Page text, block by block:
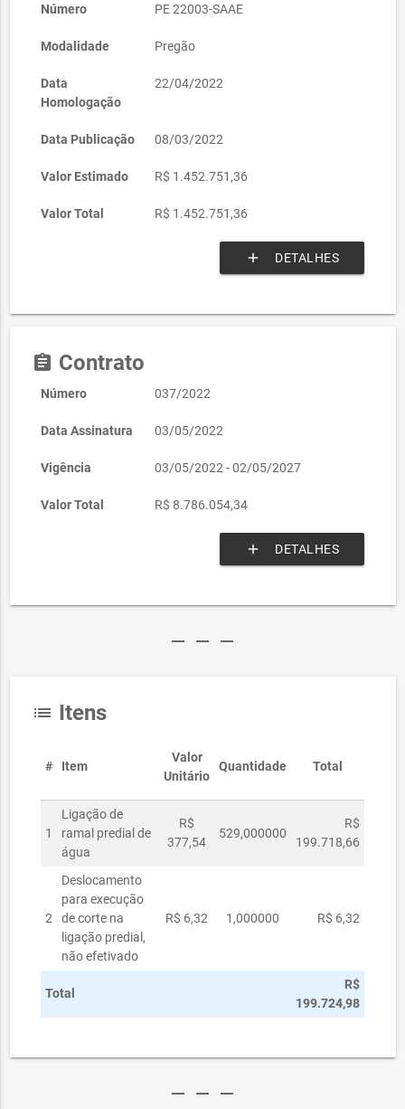
Número PE 22003-SAAE
Modalidade Pregão
Data
Homologação
22/04/2022
Data Publicação 08/03/2022
Valor Estimado R$ 1.452.751,36
Valor Total R$ 1.452.751,36
add DETALHES
assignment Contrato
Número 037/2022
Data Assinatura 03/05/2022
Vigência 03/05/2022 - 02/05/2027
Valor Total R$ 8.786.054,34
add DETALHES
remove remove remove
list Itens
# Item
Valor
Unitário
Quantidade Total
1
Ligação de
ramal predial de
água
R$
377,54
529,000000
R$
199.718,66
2
Deslocamento
para execução
de corte na
ligação predial,
não efetivado
R$ 6,32 1,000000 R$ 6,32
Total
R$
199.724,98
remove remove remove